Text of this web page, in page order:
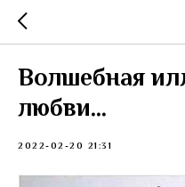
Волшебная
любви...
2022-02-20 21:31